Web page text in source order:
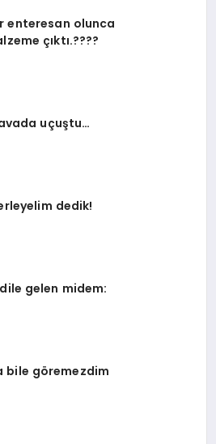
enteresan olunca
çıktı.????
uçuştu…
dedik!
gelen midem:
bile göremezdim